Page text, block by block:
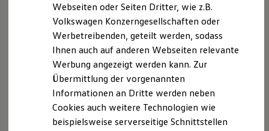
Volkswagen Kollektion
R-Kollektion
GTI Kollektion
Fußball Drop
we drive football
#wedriveproud
Besitzer und Service
myVolkswagen
Software Updates
Service und Ersatzteile
Inspektion und HU/AU
Lane Assist
Ab 65 km/h kann derLane Assisterkennen, ob Ihr
Fahrzeug unbeabsichtigt die Fahrspur verlässt. Durch
automatische Lenkkorrekturen richtet er Ihre
Aufmerksamkeit zurück auf das Fahrgeschehen und hält Ihr
Webseiten oder Seiten Dritter, wie z.B.
Volkswagen Konzerngesellschaften oder
Werbetreibenden, geteilt werden, sodass
Ihnen auch auf anderen Webseiten relevante
Werbung angezeigt werden kann. Zur
Übermittlung der vorgenannten
Informationen an Dritte werden neben
Cookies auch weitere Technologien wie
beispielsweise serverseitige Schnittstellen